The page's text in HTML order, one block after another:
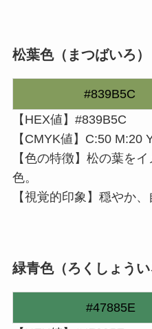
松葉色（まつばいろ）
#839B5C
【HEX値】#839B5C
【CMYK値】C:50 M:20
【色の特徴】松の葉を
色。
【視覚的印象】穏やか、
緑青色（ろくしょうい
#47885E